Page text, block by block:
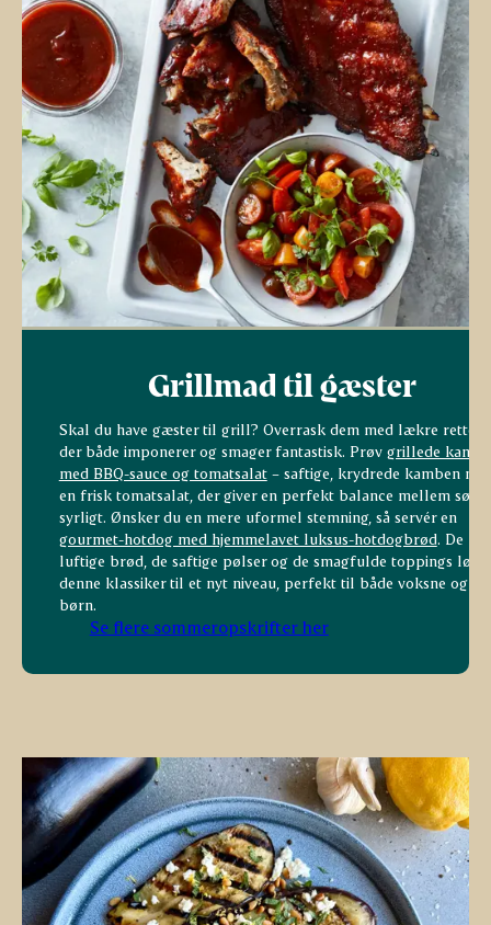
Grillmad til gæster
Skal du have gæster til grill? Overrask dem med lækre retter,
der både imponerer og smager fantastisk. Prøv grillede
med BBQ-sauce og tomatsalat– saftige, krydrede kamben
en frisk tomatsalat, der giver en perfekt balance mellem sødt
syrligt. Ønsker du en mere uformel stemning, så servér en
gourmet-hotdog med hjemmelavet luksus-hotdogbrød. De
luftige brød, de saftige pølser og de smagfulde toppings
denne klassiker til et nyt niveau, perfekt til både voksne og
børn.
Se flere sommeropskrifter her